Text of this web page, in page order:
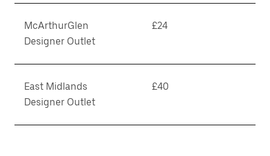
McArthurGlen
Designer Outlet
£24
East Midlands
Designer Outlet
£40